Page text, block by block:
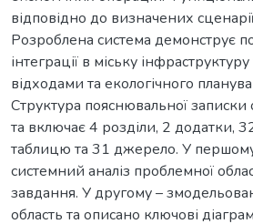
відповідно до визначених
Розроблена система демонструє
інтеграції в міську
відходами та екологічного
Структура пояснювальної
та включає 4 розділи, 2 додатки,
таблицю та 31 джерело. У
системний аналіз проблемної
завдання. У другому –
область та описано ключові